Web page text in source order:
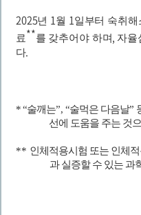
2025년 1월 1일부터 숙취
료**를 갖추어야 하며, 자율
다.
*“술깨는”, “술먹은 다음날”
선에 도움을 주는 것
** 인체적용시험 또는 인체
과 실증할 수 있는 과